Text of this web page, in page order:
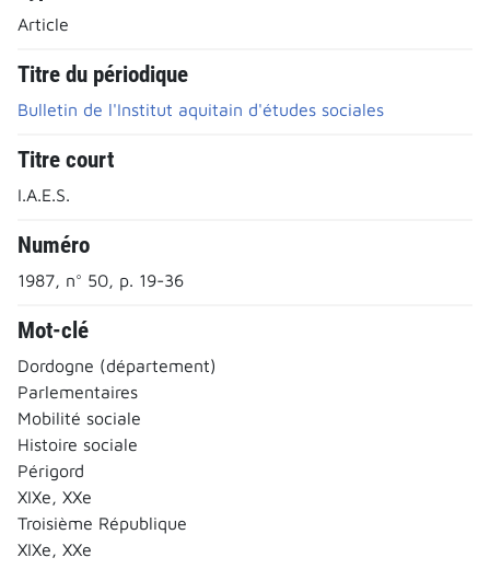
Article
Titre du périodique
Bulletin de l'Institut aquitain d'études sociales
Titre court
I.A.E.S.
Numéro
1987, n° 50, p. 19-36
Mot-clé
Dordogne (département)
Parlementaires
Mobilité sociale
Histoire sociale
Périgord
XIXe, XXe
Troisième République
XIXe, XXe